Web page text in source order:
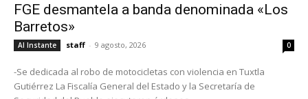
FGE desmantela a banda denominada «Los
Barretos»
Al Instante staff - 9 agosto, 2026 0
-Se dedicada al robo de motocicletas con violencia en Tuxtla
Gutiérrez La Fiscalía General del Estado y la Secretaría de